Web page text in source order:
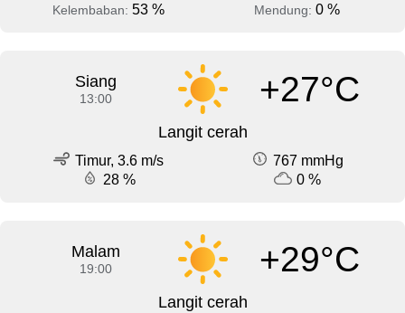
Kelembaban: 53 % Mendung: 0 %
Siang
13:00 +27°C
Langit cerah
Timur, 3.6 m/s
767 mmHg
28 %
0 %
Malam
19:00 +29°C
Langit cerah